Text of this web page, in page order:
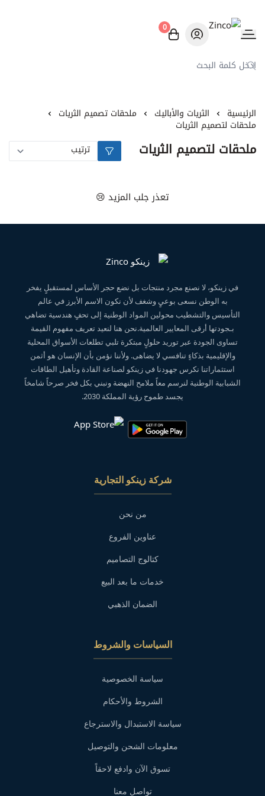
Zinco
0
الرئيسية الثريات والأباليك ملحقات تصميم الثريات
ملحقات لتصميم الثريات
ملحقات لتصميم الثريات
تعذر جلب المزيد 😢
في زينكو، لا نصنع مجرد منتجات بل نضع حجر الأساس لمستقبلٍ يفخر
به الوطن نسعى بوعيٍ وشغف لأن نكون الاسم الأبرز في عالم
التأسيس والتشطيب محولين المواد الوطنية إلى تحفٍ هندسية تضاهي
بـجودتها أرقى المعايير العالمية.نحن هنا لنعيد تعريف مفهوم القيمة
تساوى الجودة عبر توريد حلولٍ مبتكرة تلبي تطلعات الأسواق المحلية
والإقليمية بذكاءٍ تنافسي لا يضاهى. ولأننا نؤمن بأن الإنسان هو أثمن
استثماراتنا نكرس جهودنا في زينكو لصناعة القادة وتأهيل الطاقات
الشبابية الوطنية لنرسم معاً ملامح النهضة ونبني بكل فخر صرحاً شامخاً
يجسد طموح رؤية المملكة 2030.
شركة زينكو التجارية
من نحن
عناوين الفروع
كتالوج التصاميم
خدمات ما بعد البيع
الضمان الذهبي
السياسات والشروط
سياسة الخصوصية
الشروط والأحكام
سياسة الاستبدال والاسترجاع
معلومات الشحن والتوصيل
تسوق الآن وادفع لاحقاً
تواصل معنا